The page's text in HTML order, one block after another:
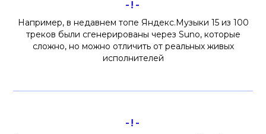
-!-
Например, в недавнем топе Яндекс.Музыки 15 из 100
треков были сгенерированы через Suno, которые
сложно, но можно отличить от реальных живых
исполнителей
-!-